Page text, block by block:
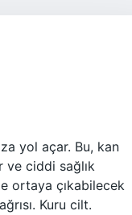
yol açar. Bu, kan
ve ciddi sağlık
ortaya çıkabilecek
Kuru cilt.